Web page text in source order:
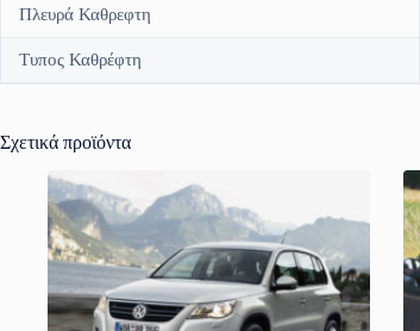
Πλευρά Καθρεφτη
Τυπος Καθρέφτη
Σχετικά προϊόντα